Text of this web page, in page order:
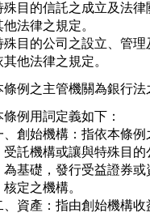
殊目的信託之成立及法
他法律之規定。
殊目的公司之設立、管
條例用詞定義如下：
、創始機構：指依本條
受託機構或讓與特殊目
為基礎，發行受益證券
核定之機構。
、資產：指由創始機構